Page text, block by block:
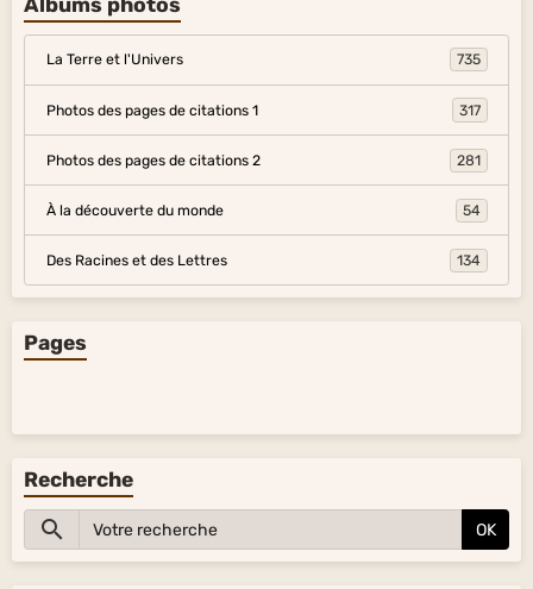
La Terre et l'Univers 735
Photos des pages de citations 1 317
Photos des pages de citations 2 281
À la découverte du monde 54
Des Racines et des Lettres 134
Pages
Recherche
OK